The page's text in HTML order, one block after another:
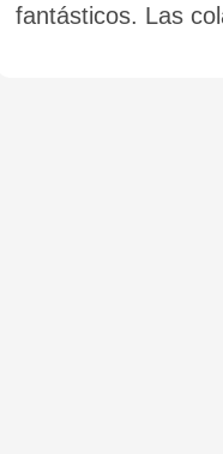
fantásticos. Las